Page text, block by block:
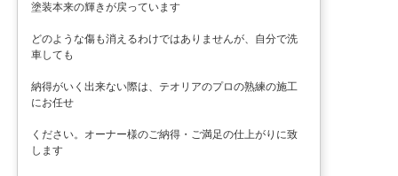
塗装本来の輝きが戻っています
どのような傷も消えるわけではありませんが、自分で洗
車しても
納得がいく出来ない際は、テオリアのプロの熟練の施工
にお任せ
ください。オーナー様のご納得・ご満足の仕上がりに致
します